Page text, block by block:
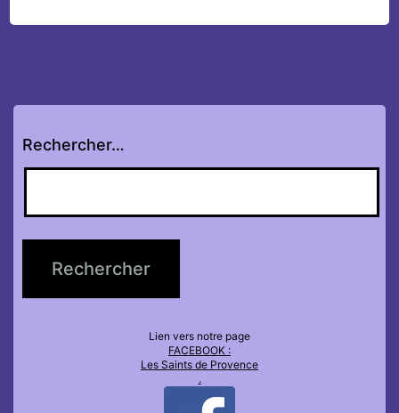
Rechercher…
Lien vers notre page
FACEBOOK :
Les Saints de Provence
.